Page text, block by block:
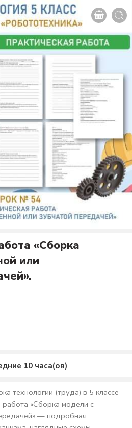
«Сборка
или
10 часа(ов)
технологии (труда) в 5 классе
«Сборка модели с
— подробная